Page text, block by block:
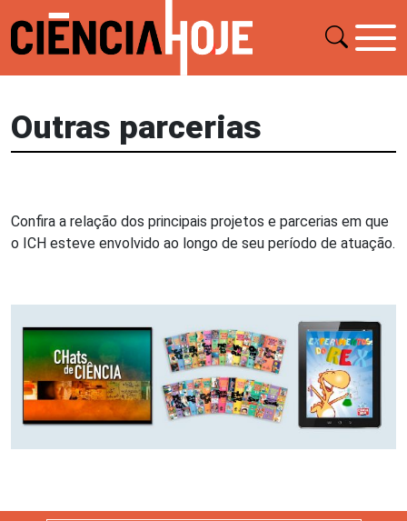
Outras parcerias
Confira a relação dos principais projetos e parcerias em que
o ICH esteve envolvido ao longo de seu período de atuação.